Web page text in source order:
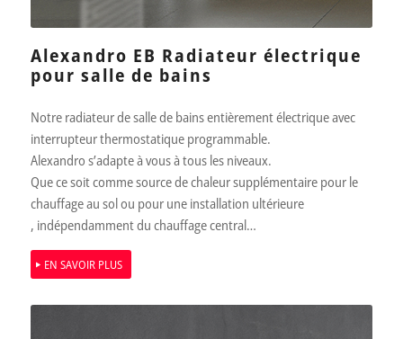
Alexandro EB Radiateur électrique
pour salle de bains
Notre radiateur de salle de bains entièrement électrique avec
interrupteur thermostatique programmable.
Alexandro s’adapte à vous à tous les niveaux.
Que ce soit comme source de chaleur supplémentaire pour le
chauffage au sol ou pour une installation ultérieure
, indépendamment du chauffage central…
EN SAVOIR PLUS